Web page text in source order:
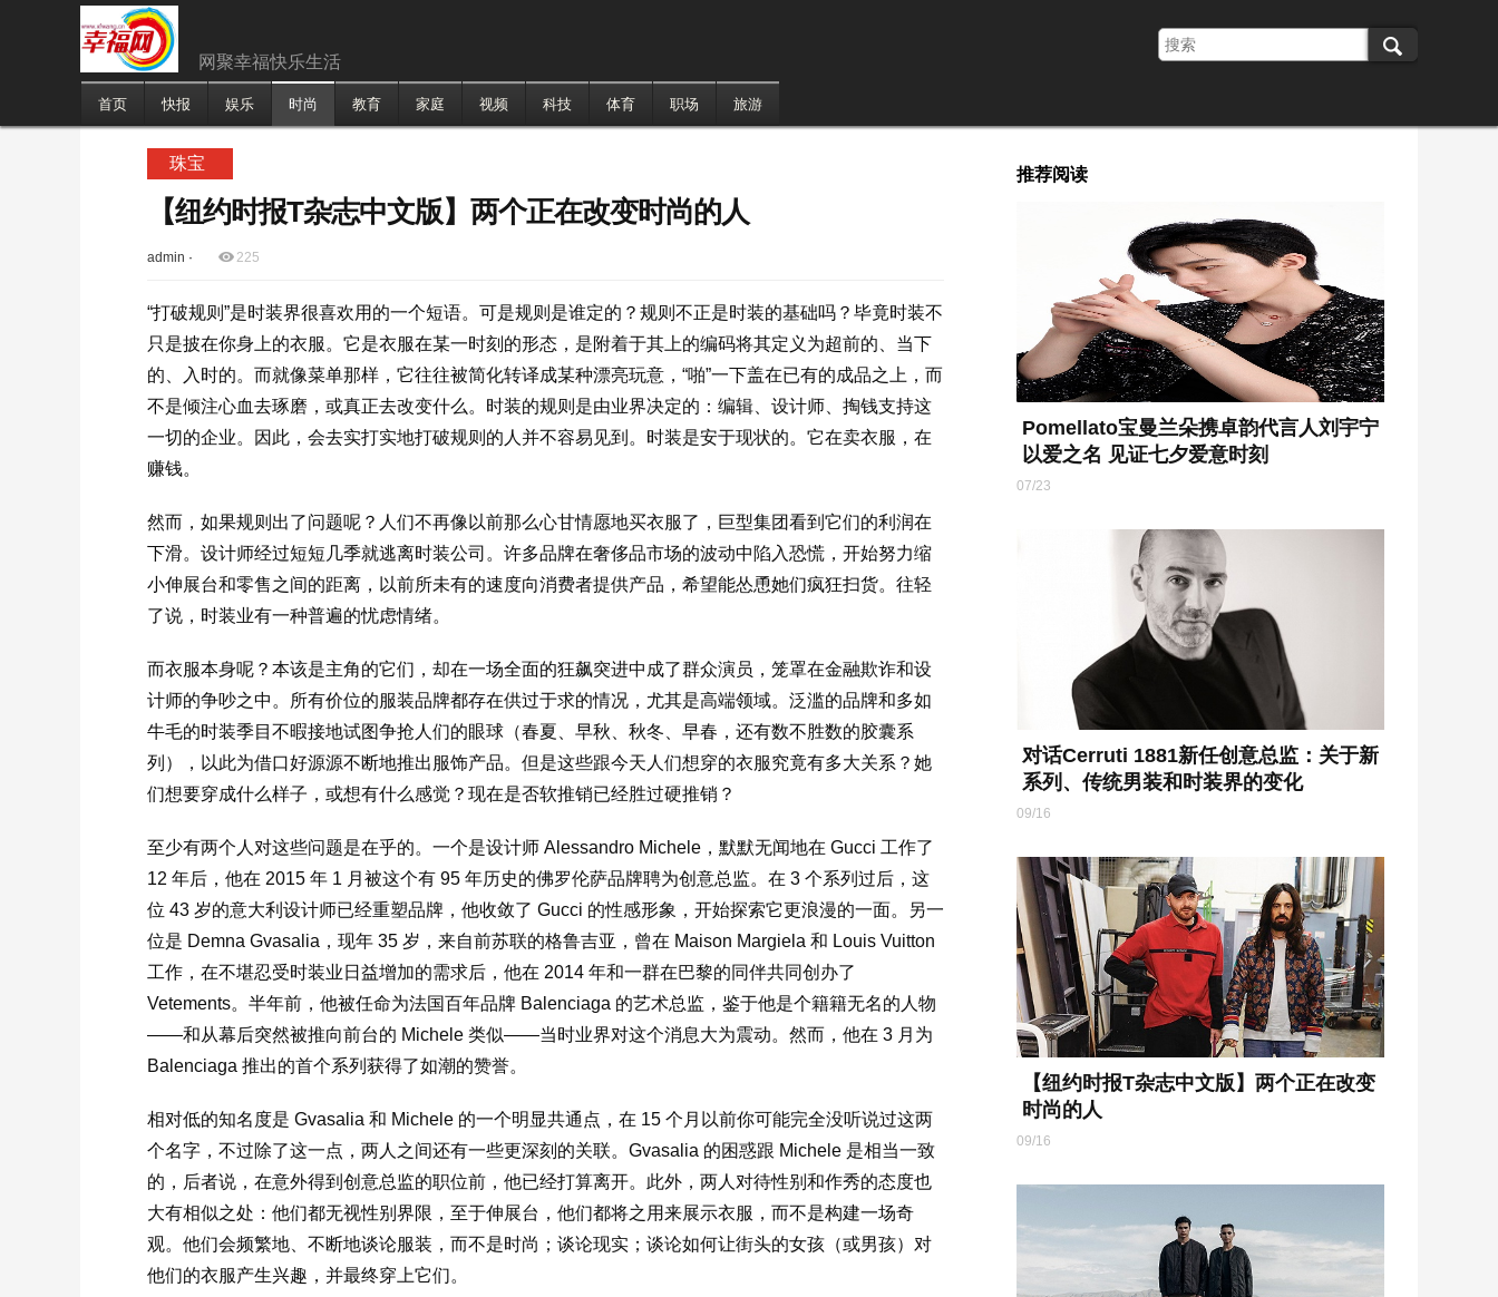
网聚幸福快乐生活
首页 快报 娱乐 时尚 教育 家庭 视频 科技 体育 职场 旅游
珠宝
【纽约时报T杂志中文版】两个正在改变时尚的人
admin · 225
“打破规则”是时装界很喜欢用的一个短语。可是规则是谁定的？规则不正是时装的基础吗？毕竟时装不
只是披在你身上的衣服。它是衣服在某一时刻的形态，是附着于其上的编码将其定义为超前的、当下
的、入时的。而就像菜单那样，它往往被简化转译成某种漂亮玩意，“啪”一下盖在已有的成品之上，而
不是倾注心血去琢磨，或真正去改变什么。时装的规则是由业界决定的：编辑、设计师、掏钱支持这
一切的企业。因此，会去实打实地打破规则的人并不容易见到。时装是安于现状的。它在卖衣服，在
赚钱。
然而，如果规则出了问题呢？人们不再像以前那么心甘情愿地买衣服了，巨型集团看到它们的利润在
下滑。设计师经过短短几季就逃离时装公司。许多品牌在奢侈品市场的波动中陷入恐慌，开始努力缩
小伸展台和零售之间的距离，以前所未有的速度向消费者提供产品，希望能怂恿她们疯狂扫货。往轻
了说，时装业有一种普遍的忧虑情绪。
而衣服本身呢？本该是主角的它们，却在一场全面的狂飙突进中成了群众演员，笼罩在金融欺诈和设
计师的争吵之中。所有价位的服装品牌都存在供过于求的情况，尤其是高端领域。泛滥的品牌和多如
牛毛的时装季目不暇接地试图争抢人们的眼球（春夏、早秋、秋冬、早春，还有数不胜数的胶囊系
列），以此为借口好源源不断地推出服饰产品。但是这些跟今天人们想穿的衣服究竟有多大关系？她
们想要穿成什么样子，或想有什么感觉？现在是否软推销已经胜过硬推销？
至少有两个人对这些问题是在乎的。一个是设计师 Alessandro Michele，默默无闻地在 Gucci 工作了
12 年后，他在 2015 年 1 月被这个有 95 年历史的佛罗伦萨品牌聘为创意总监。在 3 个系列过后，这
位 43 岁的意大利设计师已经重塑品牌，他收敛了 Gucci 的性感形象，开始探索它更浪漫的一面。另一
位是 Demna Gvasalia，现年 35 岁，来自前苏联的格鲁吉亚，曾在 Maison Margiela 和 Louis Vuitton
工作，在不堪忍受时装业日益增加的需求后，他在 2014 年和一群在巴黎的同伴共同创办了
Vetements。半年前，他被任命为法国百年品牌 Balenciaga 的艺术总监，鉴于他是个籍籍无名的人物
——和从幕后突然被推向前台的 Michele 类似——当时业界对这个消息大为震动。然而，他在 3 月为
Balenciaga 推出的首个系列获得了如潮的赞誉。
相对低的知名度是 Gvasalia 和 Michele 的一个明显共通点，在 15 个月以前你可能完全没听说过这两
个名字，不过除了这一点，两人之间还有一些更深刻的关联。Gvasalia 的困惑跟 Michele 是相当一致
的，后者说，在意外得到创意总监的职位前，他已经打算离开。此外，两人对待性别和作秀的态度也
大有相似之处：他们都无视性别界限，至于伸展台，他们都将之用来展示衣服，而不是构建一场奇
观。他们会频繁地、不断地谈论服装，而不是时尚；谈论现实；谈论如何让街头的女孩（或男孩）对
他们的衣服产生兴趣，并最终穿上它们。
推荐阅读
Pomellato宝曼兰朵携卓韵代言人刘宇宁
以爱之名 见证七夕爱意时刻
07/23
对话Cerruti 1881新任创意总监：关于新
系列、传统男装和时装界的变化
09/16
【纽约时报T杂志中文版】两个正在改变
时尚的人
09/16